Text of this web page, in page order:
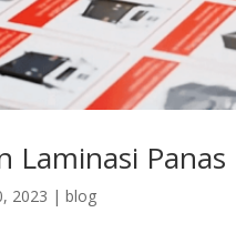
Laminasi Panas
2023 | blog